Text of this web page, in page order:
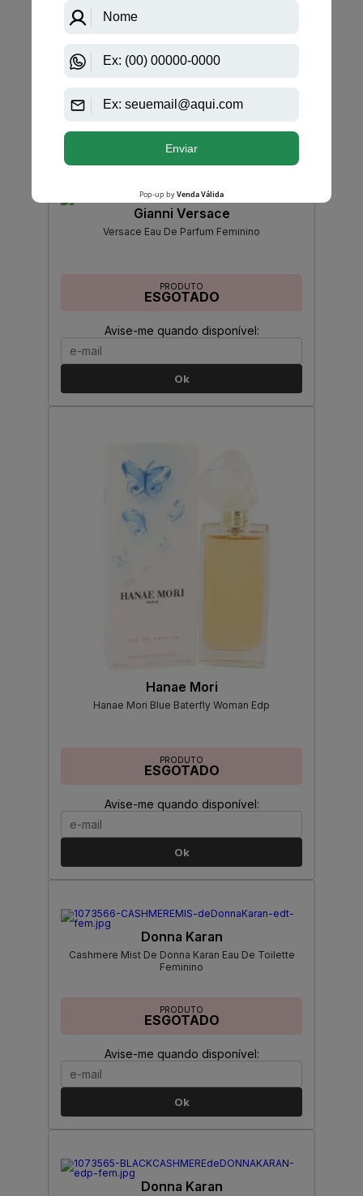
ESGOTADO
Ok
Gianni Versace
Versace Eau De Parfum Feminino
PRODUTO
ESGOTADO
Avise-me quando disponível:
Ok
Hanae Mori
Hanae Mori Blue Baterfly Woman Edp
PRODUTO
ESGOTADO
Avise-me quando disponível:
Ok
Donna Karan
Cashmere Mist De Donna Karan Eau De Toilette
Feminino
PRODUTO
ESGOTADO
Avise-me quando disponível:
Ok
Donna Karan